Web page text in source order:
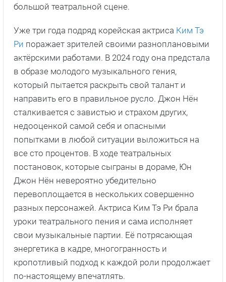
большой театральной сцене.
Уже три года подряд корейская актриса Ким Тэ
Ри поражает зрителей своими разноплановыми
актёрскими работами. В 2024 году она предстала
в образе молодого музыкального гения,
который пытается раскрыть свой талант и
направить его в правильное русло. Джон Нён
сталкивается с завистью и страхом других,
недооценкой самой себя и опасными
попытками в любой ситуации выложиться на
все сто процентов. В ходе театральных
постановок, которые сыграны в дораме, Юн
Джон Нён невероятно убедительно
перевоплощается в нескольких совершенно
разных персонажей. Актриса Ким Тэ Ри брала
уроки театрального пения и сама исполняет
свои музыкальные партии. Её потрясающая
энергетика в кадре, многогранность и
кропотливый подход к каждой роли продолжает
по-настоящему впечатлять.